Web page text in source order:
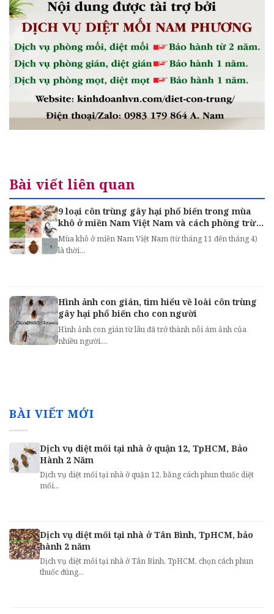
Bài viết liên quan
9 loại côn trùng gây hại phổ biến trong mùa
khô ở miền Nam Việt Nam và cách phòng trừ
hiệu quả
Mùa khô ở miền Nam Việt Nam (từ tháng 11 đến tháng 4)
là thời...
Hình ảnh con gián, tìm hiểu về loài côn trùng
gây hại phổ biến cho con người
Hình ảnh con gián từ lâu đã trở thành nỗi ám ảnh của
nhiều người....
BÀI VIẾT MỚI
Dịch vụ diệt mối tại nhà ở quận 12, TpHCM, Bảo
Hành 2 Năm
Dịch vụ diệt mối tại nhà ở quận 12, bằng cách phun thuốc diệt
mối...
Dịch vụ diệt mối tại nhà ở Tân Bình, TpHCM, bảo
hành 2 năm
Dịch vụ diệt mối tại nhà ở Tân Bình, TpHCM, chọn cách phun
thuốc đúng...